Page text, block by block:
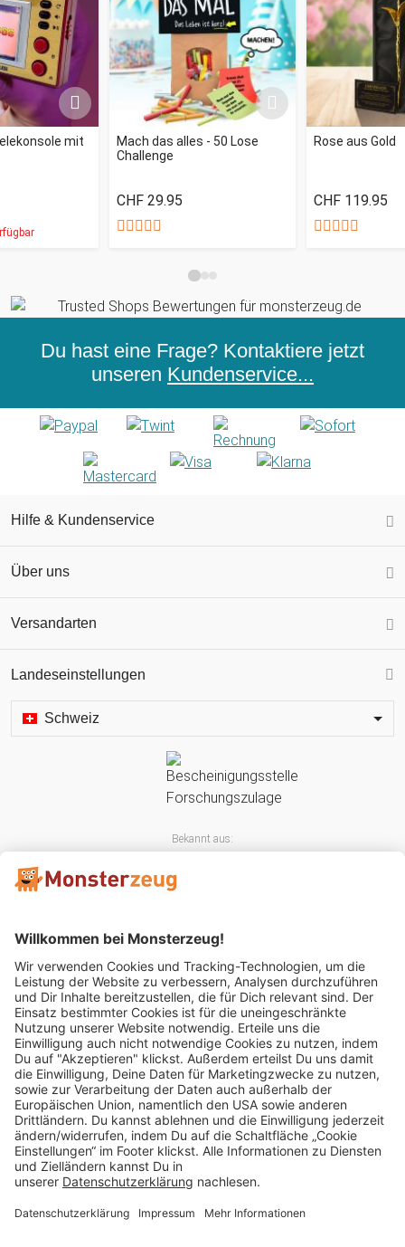
mit
Mach das alles - 50 Lose
Challenge
CHF 29.95
Rose aus Gold
CHF 119.95
Du hast eine Frage? Kontaktiere jetzt
unseren Kundenservice...
Hilfe & Kundenservice
Über uns
Versandarten
Landeseinstellungen
Schweiz
Bekannt aus:
Mitglied im:
Impressum AGB Widerrufsbelehrung